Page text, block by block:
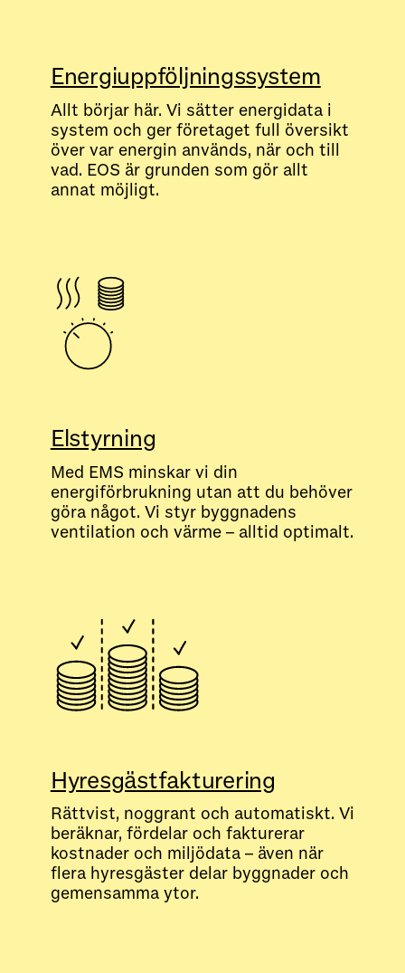
Energiuppföljningssystem
Allt börjar här. Vi sätter energidata i
system och ger företaget full översikt
över var energin används, när och till
vad. EOS är grunden som gör allt
annat möjligt.
Elstyrning
Med EMS minskar vi din
energiförbrukning utan att du behöver
göra något. Vi styr byggnadens
ventilation och värme – alltid optimalt.
Hyresgästfakturering
Rättvist, noggrant och automatiskt. Vi
beräknar, fördelar och fakturerar
kostnader och miljödata – även när
flera hyresgäster delar byggnader och
gemensamma ytor.